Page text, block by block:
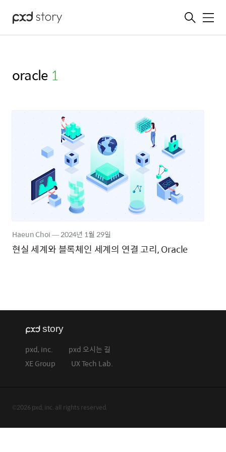
메뉴
oracle (1)
현실 세계와 블록체인 세계의 연결 고리, Oracle
Haeun Choi―2024년 1월 29일
pxd, inc.
pxd 오시는 길
XE Group
UX Tech Lab.
©2026 pxd, inc. all rights reserved.